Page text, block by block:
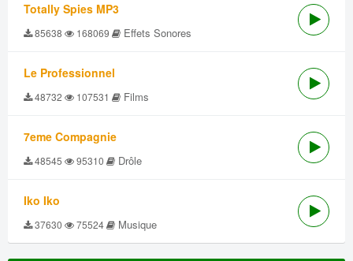
Totally Spies MP3
85638 168069 Effets Sonores
Le Professionnel
48732 107531 Films
7eme Compagnie
48545 95310 Drôle
Iko Iko
37630 75524 Musique